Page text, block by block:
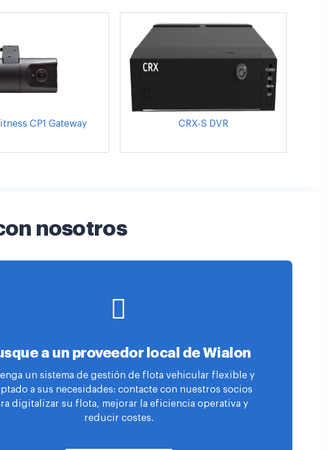
CP1 Gateway CRX-S DVR
nosotros
a un proveedor local de Wialon
un sistema de gestión de flota vehicular flexible y
a sus necesidades: contacte con nuestros socios
digitalizar su flota, mejorar la eficiencia operativa y
reducir costes.